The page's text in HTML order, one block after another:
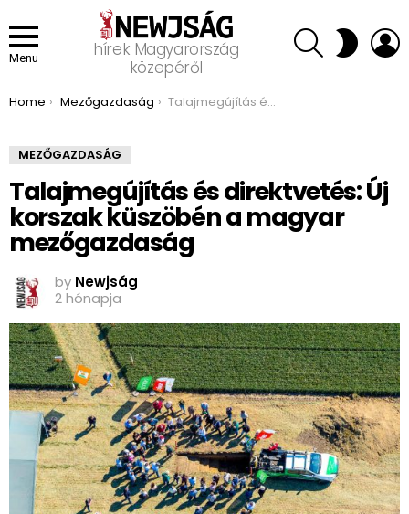
Menu
hírek Magyarország
közepéről
SEARCH SWITCH
SKIN
You are here:
Home Mezőgazdaság Talajmegújítás és direktvetés: Új korszak küszöbén a magyar mezőgazdaság
MEZŐGAZDASÁG
Talajmegújítás és direktvetés: Új
korszak küszöbén a magyar
mezőgazdaság
by Newjság
2 hónapja